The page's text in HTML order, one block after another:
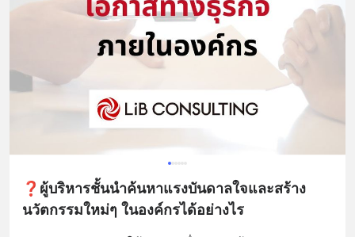
❓ผู้บริหารชั้นนำค้นหาแรงบันดาลใจและสร้าง
นวัตกรรมใหม่ๆ ในองค์กรได้อย่างไร